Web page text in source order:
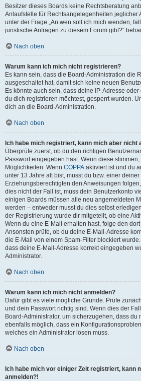
Besitzer dieses Boards keine Rechtsberatung
Anlaufstelle für Rechtsangelegenheiten jeglicher
unter der Frage „An wen soll ich mich wenden,
juristische Anfragen zu diesem Forum gibt?“
Nach oben
Warum kann ich mich nicht registrieren?
Es kann sein, dass die Board-Administration die
ausgeschaltet hat, damit sich keine neuen
Es könnte auch sein, dass deine IP-Adresse
du dich registrieren möchtest, gesperrt wurden.
dich an die Board-Administration.
Nach oben
Ich habe mich registriert, kann mich aber nicht
Überprüfe zuerst, ob du den richtigen
Passwort eingegeben hast. Wenn diese
Möglichkeiten. Wenn COPPA aktiviert ist und du
unter 13 Jahre alt bist, musst du bzw. einer
Erziehungsberechtigten den Anweisungen
dies nicht der Fall ist, muss dein Benutzerkonto
einigen Boards müssen alle neu angemeldeten
werden – entweder musst du dies selbst
der Registrierung wurde dir mitgeteilt, ob eine
Wenn du eine E-Mail erhalten hast, folge den
Ansonsten prüfe, ob du deine E-Mail-Adresse
die E-Mail von einem Spam-Filter blockiert
dass deine E-Mail-Adresse korrekt eingegeben
Administrator.
Nach oben
Warum kann ich mich nicht anmelden?
Dafür gibt es viele mögliche Gründe. Prüfe
und dein Passwort richtig sind. Wenn dies der
Board-Administrator, um sicherzugehen, dass du
ebenfalls möglich, dass ein
welches ein Administrator lösen muss.
Nach oben
Ich habe mich vor einiger Zeit registriert, kann
anmelden?!